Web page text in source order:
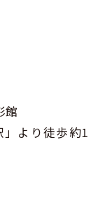
館
」より徒歩約1